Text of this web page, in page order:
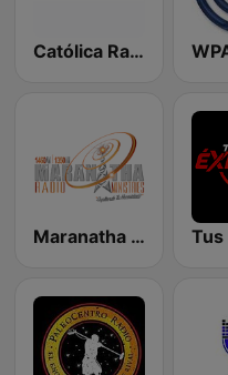
Católica Radio
Maranatha Radio Ministries